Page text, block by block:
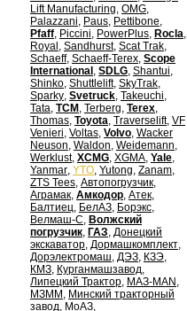
Lift Manufacturing, OMG,
Palazzani, Paus, Pettibone,
Pfaff, Piccini, PowerPlus, Rocla,
Royal , Sandhurst, Scat Trak,
Schaeff, Schaeff-Terex, Scope
International , SDLG, Shantui,
Shinko, Shuttlelift, SkyTrak,
Sparky, Svetruck, Takeuchi,
Tata, TCM , Terberg, Terex,
Thomas, Toyota, Traverselift, VF
Venieri, Voltas, Volvo, Wacker
Neuson, Waldon, Weidemann,
Werklust, XCMG, XGMA, Yale,
Yanmar, YTO, Yutong, Zanam,
ZTS Tees, Автопогрузчик,
Аграмак, Амкодор, Атек,
Балтиец, БелАЗ, Борэкс,
Велмаш-С, Волжский
погрузчик, ГАЗ, Донецкий
экскаватор, Дормашкомплект,
Дорэлектромаш, ДЭЗ, КЗЭ,
КМЗ, Курганмашзавод,
Липецкий Трактор, МАЗ-MAN ,
МЗММ , Минский тракторный
завод, МоАЗ,